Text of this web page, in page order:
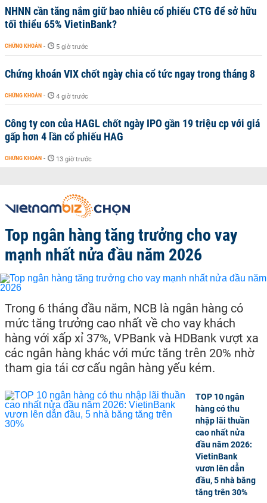
NHNN cần tăng nắm giữ bao nhiêu cổ phiếu CTG để sở hữu
tối thiểu 65% VietinBank?
CHỨNG KHOÁN - 5 giờ trước
Chứng khoán VIX chốt ngày chia cổ tức ngay trong tháng 8
CHỨNG KHOÁN - 4 giờ trước
Công ty con của HAGL chốt ngày IPO gần 19 triệu cp với giá
gấp hơn 4 lần cổ phiếu HAG
CHỨNG KHOÁN - 13 giờ trước
Top ngân hàng tăng trưởng cho vay
mạnh nhất nửa đầu năm 2026
Trong 6 tháng đầu năm, NCB là ngân hàng có
mức tăng trưởng cao nhất về cho vay khách
hàng với xấp xỉ 37%, VPBank và HDBank vượt xa
các ngân hàng khác với mức tăng trên 20% nhờ
tham gia tái cơ cấu ngân hàng yếu kém.
TOP 10 ngân
hàng có thu
nhập lãi thuần
cao nhất nửa
đầu năm 2026:
VietinBank
vươn lên dẫn
đầu, 5 nhà băng
tăng trên 30%